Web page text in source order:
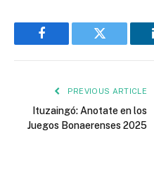
Facebook Twitter
PREVIOUS ARTICLE
Ituzaingó: Anotate en los
Juegos Bonaerenses 2025